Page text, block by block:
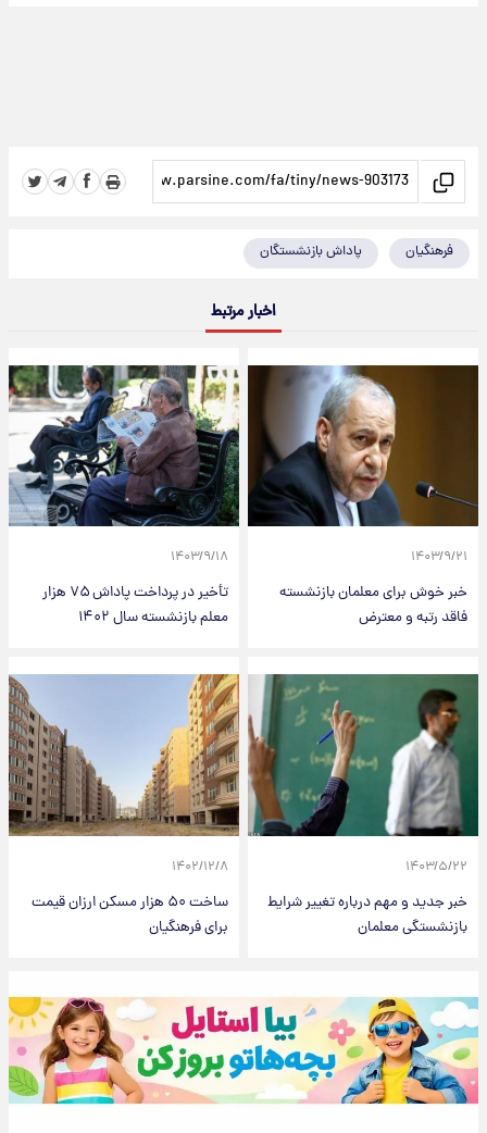
فرهنگیان پاداش بازنشستگان
اخبار مرتبط
۱۴۰۳/۹/۲۱
خبر خوش برای معلمان بازنشسته
فاقد رتبه و معترض
۱۴۰۳/۹/۱۸
تأخیر در پرداخت پاداش ۷۵ هزار
معلم بازنشسته سال ۱۴۰۲
۱۴۰۳/۵/۲۲
خبر جدید و مهم درباره تغییر شرایط
بازنشستگی معلمان
۱۴۰۲/۱۲/۸
ساخت ۵۰ هزار مسکن ارزان قیمت
برای فرهنگیان